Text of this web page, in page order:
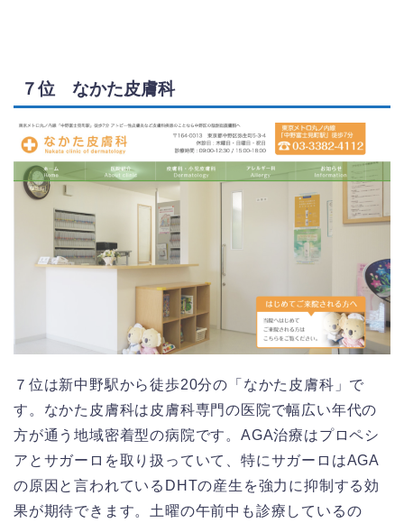
７位 なかた皮膚科
７位は新中野駅から徒歩20分の「なかた皮膚科」で
す。なかた皮膚科は皮膚科専門の医院で幅広い年代の
方が通う地域密着型の病院です。AGA治療はプロペシ
アとサガーロを取り扱っていて、特にサガーロはAGA
の原因と言われているDHTの産生を強力に抑制する効
果が期待できます。土曜の午前中も診療しているの